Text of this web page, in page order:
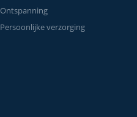
Ontspanning
Persoonlijke verzorging